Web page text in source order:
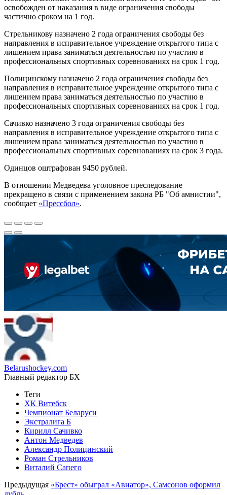
освобожден от наказания в виде ограничения свободы
частично сроком на 1 год.
Стрельникову назначено 2 года ограничения свободы без
направления в исправительное учреждение открытого типа с
лишением права заниматься деятельностью по участию в
профессиональных спортивных соревнованиях на срок 1 год.
Полицинскому назначено 2 года ограничения свободы без
направления в исправительное учреждение открытого типа с
лишением права заниматься деятельностью по участию в
профессиональных спортивных соревнованиях на срок 1 год.
Сачивко назначено 3 года ограничения свободы без
направления в исправительное учреждение открытого типа с
лишением права заниматься деятельностью по участию в
профессиональных спортивных соревнованиях на срок 3 года.
Одинцов оштрафован 9450 рублей.
В отношении Медведева уголовное преследование
прекращено в связи с применением закона РБ "Об амнистии",
сообщает «Прессбол».
Belarushockey.com
Главный редактор БХ
Теги
ХК Витебск
Чемпионат Беларуси
Экстралига Б
Кирилл Сачивко
Антон Медведев
Александр Полицинский
Роман Стрельников
Виталий Сапего
Предыдущая «Брест» обыграл «Авиатор», Самсонов оформил